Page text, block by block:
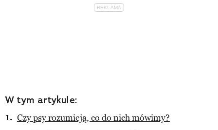
W tym artykule:
Czy psy rozumieją, co do nich mówimy?